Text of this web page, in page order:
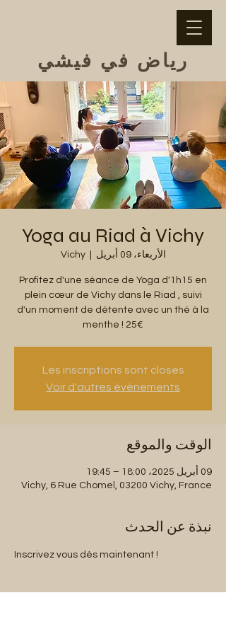
رياض في فيشي
Yoga au Riad à Vichy
الأربعاء، 09 أبريل
  |
Vichy
Profitez d'une séance de Yoga d'1h15 en
plein cœur de Vichy dans le Riad , suivi
d'un moment de détente avec un thé à la
menthe ! 25€
Les inscriptions sont closes
Voir d'autres événements
الوقت والموقع
09 أبريل 2025، 18:00 – 19:45
Vichy, 6 Rue Chomel, 03200 Vichy, France
نبذة عن الحدث
Inscrivez vous dès maintenant !